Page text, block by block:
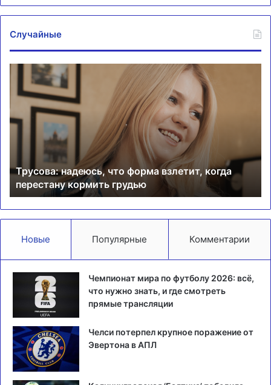
Случайные
Трусова:
надеюсь,
что
форма
взлетит,
грудью
Трусова: надеюсь, что форма взлетит, когда
перестану кормить грудью
с
Новые Популярные Комментарии
Чемпионат мира по футболу 2026: всё,
что нужно знать, и где смотреть
прямые трансляции
Челси потерпел крупное поражение от
Эвертона в АПЛ